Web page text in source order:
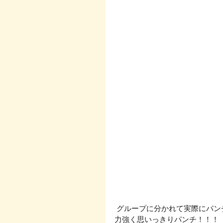
グループに分かれて実際にパ
力強く思いっきりパンチ！！！